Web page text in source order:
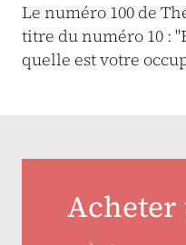
Le numéro 100 de
titre du numéro 10 :
quelle est votre